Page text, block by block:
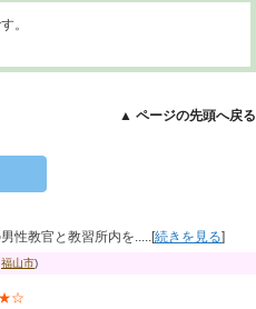
。
▲ ページの先頭へ戻る
性教官と教習所内を.....[続きを見る]
福山市)